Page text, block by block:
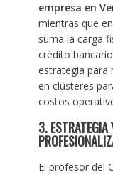
empresa en
mientras que en
suma la carga
crédito
estrategia para
en clústeres
costos
3. ESTRATEGIA
El profesor del